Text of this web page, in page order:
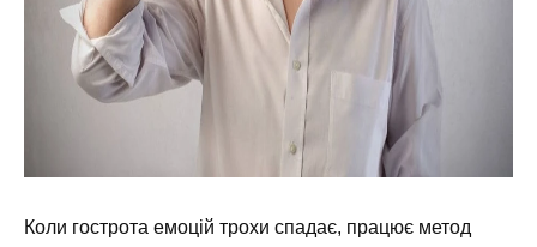
Коли гострота емоцій трохи спадає, працює метод